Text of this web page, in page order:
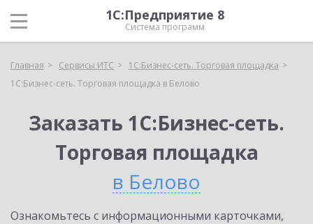
1С:Предприятие 8
Система программ
Главная Сервисы ИТС
1С:Бизнес-сеть. Торговая площадка
1С:Бизнес-сеть. Торговая площадка в Белово
Заказать 1С:Бизнес-сеть.
Торговая площадка
в Белово
Ознакомьтесь с информационными карточками,